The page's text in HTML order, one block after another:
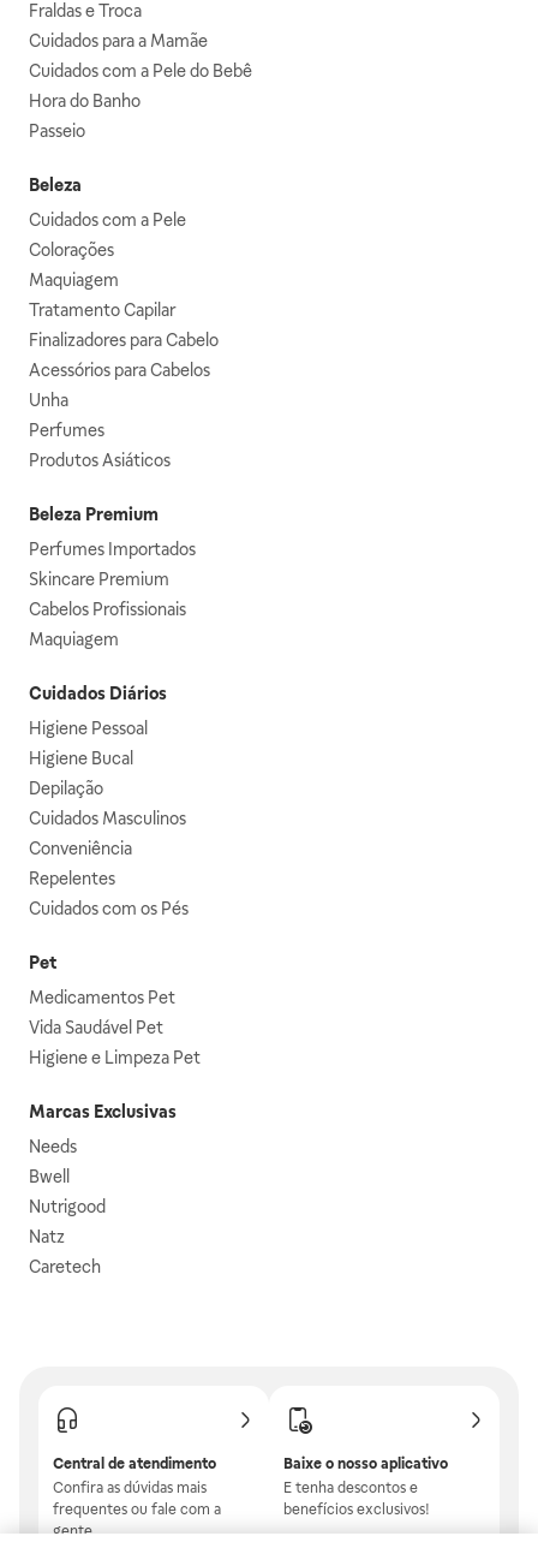
Fraldas e Troca
Cuidados para a Mamãe
Cuidados com a Pele do Bebê
Hora do Banho
Passeio
Beleza
Cuidados com a Pele
Colorações
Maquiagem
Tratamento Capilar
Finalizadores para Cabelo
Acessórios para Cabelos
Unha
Perfumes
Produtos Asiáticos
Beleza Premium
Perfumes Importados
Skincare Premium
Cabelos Profissionais
Maquiagem
Cuidados Diários
Higiene Pessoal
Higiene Bucal
Depilação
Cuidados Masculinos
Conveniência
Repelentes
Cuidados com os Pés
Pet
Medicamentos Pet
Vida Saudável Pet
Higiene e Limpeza Pet
Marcas Exclusivas
Needs
Bwell
Nutrigood
Natz
Caretech
Central de atendimento
Confira as dúvidas mais
frequentes ou fale com a
gente.
Baixe o nosso aplicativo
E tenha descontos e
benefícios exclusivos!